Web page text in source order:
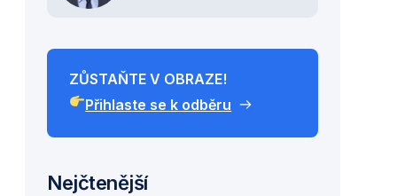
ZŮSTAŇTE V OBRAZE!
Přihlaste se k odběru
Nejčtenější